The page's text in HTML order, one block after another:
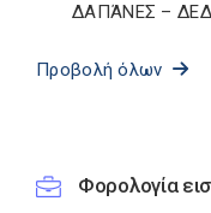
ΔΑΠΆΝΕΣ – ΔΕΔ
Προβολή όλων
Φορολογία